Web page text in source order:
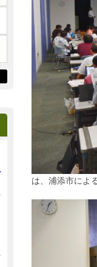
は、浦添市によ